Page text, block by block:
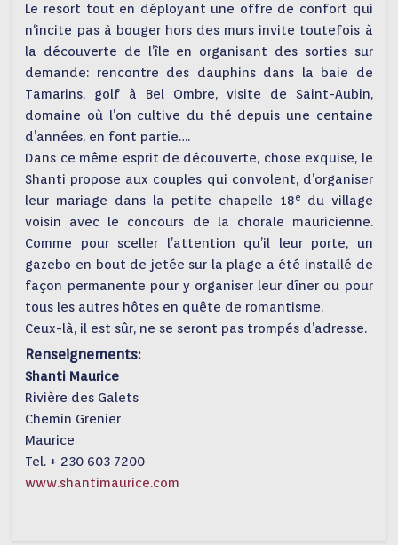
Le resort tout en déployant une offre de confort qui
n‘incite pas à bouger hors des murs invite toutefois à
la découverte de l’île en organisant des sorties sur
demande: rencontre des dauphins dans la baie de
Tamarins, golf à Bel Ombre, visite de Saint-Aubin,
domaine où l’on cultive du thé depuis une centaine
d’années, en font partie….
Dans ce même esprit de découverte, chose exquise, le
Shanti propose aux couples qui convolent, d’organiser
leur mariage dans la petite chapelle 18e
du village
voisin avec le concours de la chorale mauricienne.
Comme pour sceller l’attention qu’il leur porte, un
gazebo en bout de jetée sur la plage a été installé de
façon permanente pour y organiser leur dîner ou pour
tous les autres hôtes en quête de romantisme.
Ceux-là, il est sûr, ne se seront pas trompés d’adresse.
Renseignements:
Shanti Maurice
Rivière des Galets
Chemin Grenier
Maurice
Tel. + 230 603 7200
www.shantimaurice.com